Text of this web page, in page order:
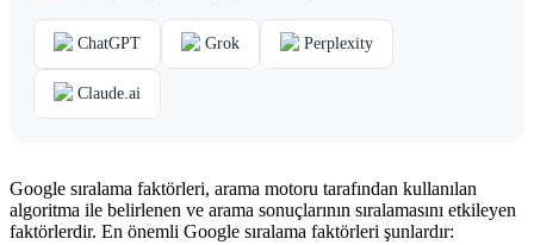
ChatGPT Grok Perplexity
Claude.ai
Google sıralama faktörleri, arama motoru tarafından kullanılan
algoritma ile belirlenen ve arama sonuçlarının sıralamasını etkileyen
faktörlerdir. En önemli Google sıralama faktörleri şunlardır: